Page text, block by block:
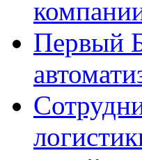
Первый